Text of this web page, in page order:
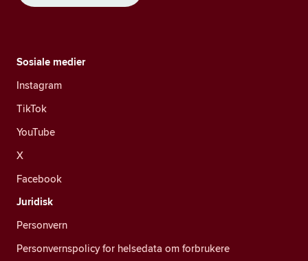
Sosiale medier
Instagram
TikTok
YouTube
X
Facebook
Juridisk
Personvern
Personvernspolicy for helsedata om forbrukere